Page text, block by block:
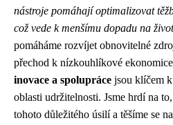
nástroje pomáhají optimalizovat
což vede k menšímu dopadu na
pomáháme rozvíjet obnovitelné
přechod k nízkouhlíkové
inovace a spolupráce jsou klíčem
oblasti udržitelnosti. Jsme hrdí na
tohoto důležitého úsilí a těšíme se